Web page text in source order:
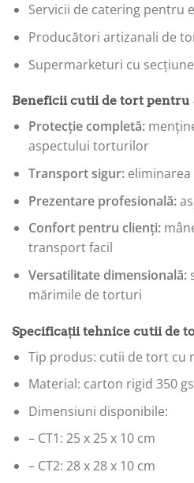
Servicii de catering pentru
Producători artizanali de
Supermarketuri cu
Beneficii cutii de tort pentru
Protecție completă:
aspectului torturilor
Transport sigur:eliminarea
Prezentare profesională:
Confort pentru clienți:
transport facil
Versatilitate dimensională:
mărimile de torturi
Specificații tehnice cutii de
Tip produs: cutii de tort cu
Material: carton rigid 350
Dimensiuni disponibile:
– CT1: 25 x 25 x 10 cm
– CT2: 28 x 28 x 10 cm